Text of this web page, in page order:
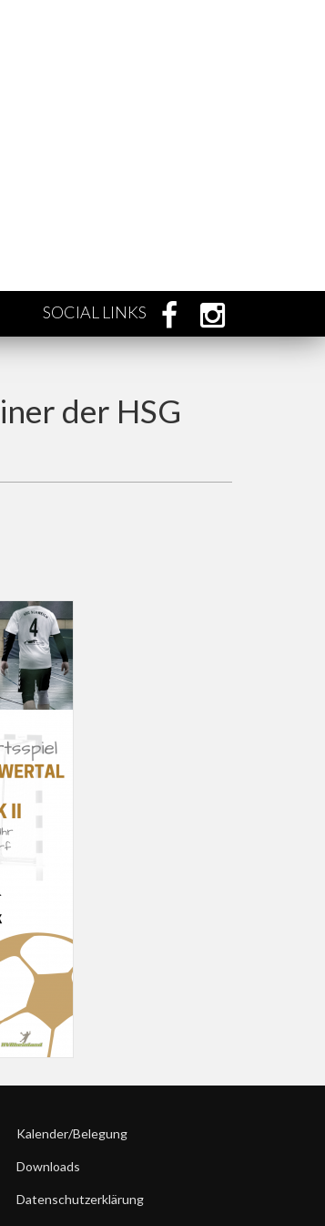
SOCIAL LINKS
der HSG
Kalender/Belegung
Downloads
Datenschutzerklärung